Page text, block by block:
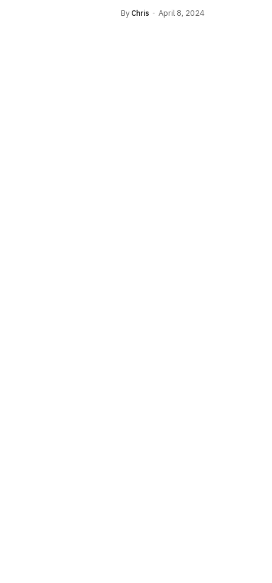
By Chris April 8, 2024